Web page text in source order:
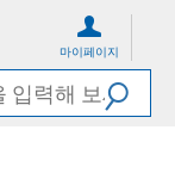
마이페이지